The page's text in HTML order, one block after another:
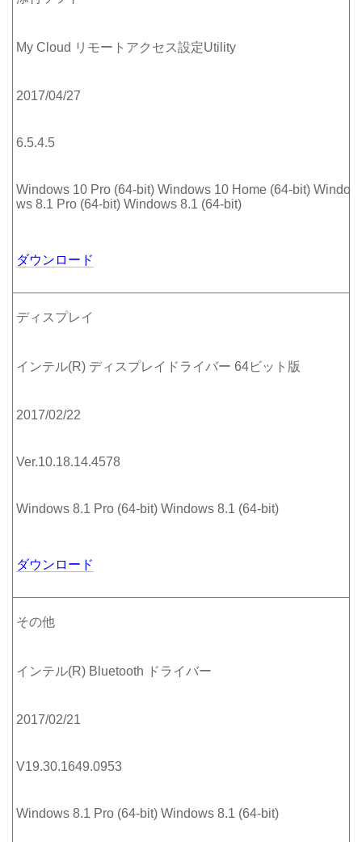
My Cloud リモートアクセス設定Utility
2017/04/27
6.5.4.5
Windows 10 Pro (64-bit) Windows 10 Home (64-bit) Windo
ws 8.1 Pro (64-bit) Windows 8.1 (64-bit)
ダウンロード
ディスプレイ
インテル(R) ディスプレイドライバー 64ビット版
2017/02/22
Ver.10.18.14.4578
Windows 8.1 Pro (64-bit) Windows 8.1 (64-bit)
ダウンロード
その他
インテル(R) Bluetooth ドライバー
2017/02/21
V19.30.1649.0953
Windows 8.1 Pro (64-bit) Windows 8.1 (64-bit)